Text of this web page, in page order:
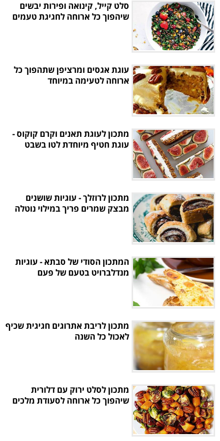
סלט קייל, קינואה ופירות יבשים
שיהפוך כל ארוחה לחגיגת טעמים
עוגת אגסים ומרציפן שתהפוך כל
ארוחה לטעימה במיוחד
מתכון לעוגת תאנים וקרם קוקוס -
עוגת חטיף מיוחדת לטו בשבט
מתכון לרוזלך - עוגיות שושנים
מבצק שמרים פריך במילוי נוטלה
המתכון הסודי של סבתא - עוגיות
מנדלברויט בטעם של פעם
מתכון לריבת אתרוגים חגיגית שכיף
לאכול כל השנה
מתכון לסלט ירוק עם דלורית
שיהפוך כל ארוחה לסעודת מלכים